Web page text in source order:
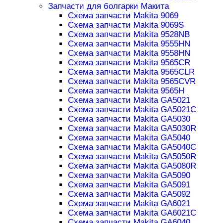
Запчасти для болгарки Макита
Схема запчасти Makita 9069
Схема запчасти Makita 9069S
Схема запчасти Makita 9528NB
Схема запчасти Makita 9555HN
Схема запчасти Makita 9558HN
Схема запчасти Makita 9565CR
Схема запчасти Makita 9565CLR
Схема запчасти Makita 9565CVR
Схема запчасти Makita 9565H
Схема запчасти Makita GA5021
Схема запчасти Makita GA5021C
Схема запчасти Makita GA5030
Схема запчасти Makita GA5030R
Схема запчасти Makita GA5040
Схема запчасти Makita GA5040C
Схема запчасти Makita GA5050R
Схема запчасти Makita GA5080R
Схема запчасти Makita GA5090
Схема запчасти Makita GA5091
Схема запчасти Makita GA5092
Схема запчасти Makita GA6021
Схема запчасти Makita GA6021C